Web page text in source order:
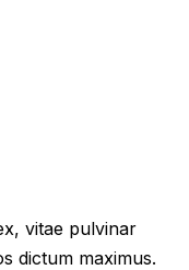
vitae pulvinar
dictum maximus.